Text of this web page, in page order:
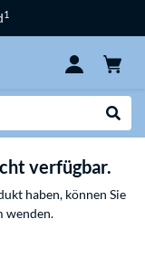
1
verfügbar.
haben, können Sie
wenden.